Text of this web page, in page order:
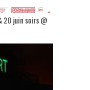
20 juin soirs @